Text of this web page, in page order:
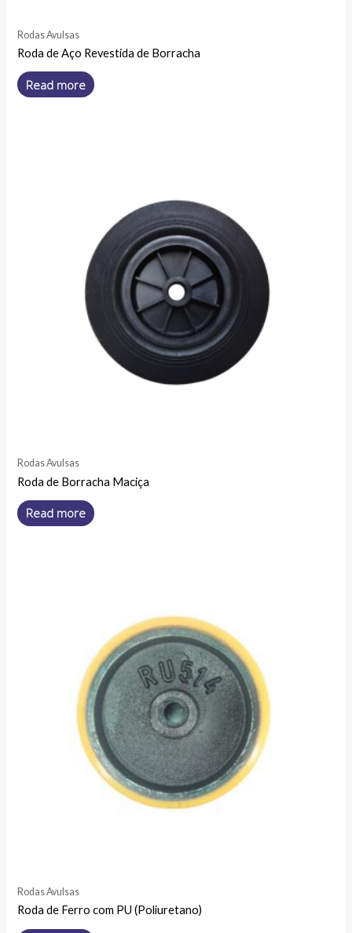
Rodas Avulsas
Roda de Aço Revestida de Borracha
Read more
Rodas Avulsas
Roda de Borracha Maciça
Read more
Rodas Avulsas
Roda de Ferro com PU (Poliuretano)